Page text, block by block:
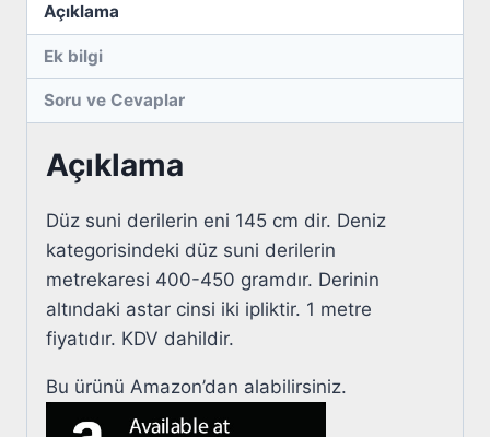
Açıklama
Ek bilgi
Soru ve Cevaplar
Açıklama
Düz suni derilerin eni 145 cm dir. Deniz
kategorisindeki düz suni derilerin
metrekaresi 400-450 gramdır. Derinin
altındaki astar cinsi iki ipliktir. 1 metre
fiyatıdır. KDV dahildir.
Bu ürünü Amazon’dan alabilirsiniz.